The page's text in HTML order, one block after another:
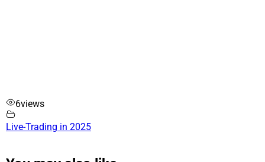
6views
Live-Trading in 2025